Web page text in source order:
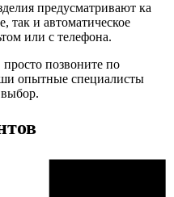
предусматривают ка
так и автоматическое
или с телефона.
позвоните по
опытные специалисты